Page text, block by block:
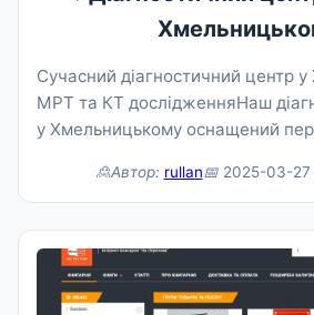
Сучасний діагностичний центр
МРТ та КТ дослідженняНаш
у Хмельницькому оснащений
🙎Автор: rullan📅2025-03-27